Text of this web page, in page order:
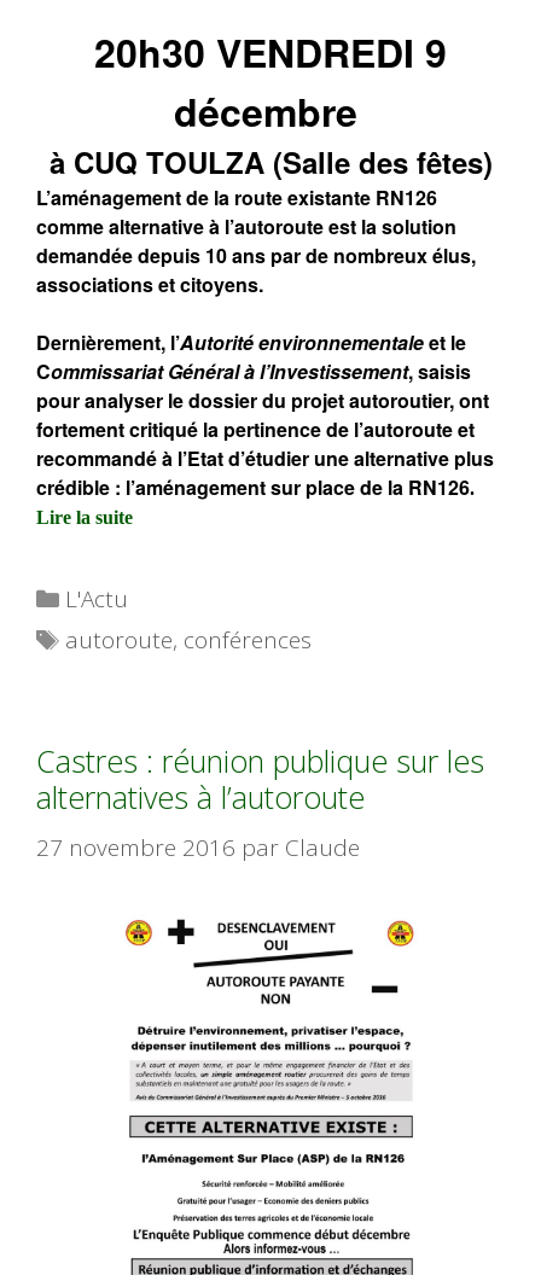
20h30 VENDREDI 9
décembre
à CUQ TOULZA (Salle des fêtes)
L’aménagement de la route existante RN126
comme alternative à l’autoroute est la solution
demandée depuis 10 ans par de nombreux élus,
associations et citoyens.
Dernièrement, l’Autorité environnementaleet le
Commissariat Général à l’Investissement, saisis
pour analyser le dossier du projet autoroutier, ont
fortement critiqué la pertinence de l’autoroute et
recommandé à l’Etat d’étudier une alternative plus
crédible : l’aménagement sur place de la RN126.
Lire la suite
Catégories
L'Actu
Étiquettes
autoroute, conférences
Castres : réunion publique sur les
alternatives à l’autoroute
27 novembre 2016 par Claude